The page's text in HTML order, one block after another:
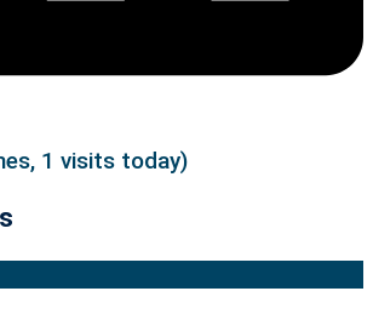
1 visits today)